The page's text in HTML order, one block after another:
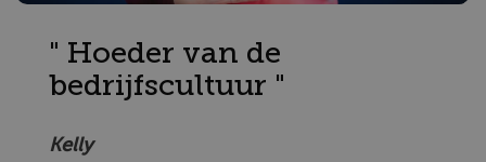
" Hoeder van de
bedrijfscultuur "
Kelly